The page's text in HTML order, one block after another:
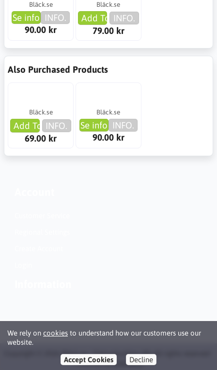
Bläck.se
Se info INFO.
90.00 kr
Bläck.se
Add To Cart
INFO.
79.00 kr
Also Purchased Products
Bläck.se
Add To Cart
INFO.
69.00 kr
Bläck.se
Se info INFO.
90.00 kr
We rely on cookies to understand how our customers use our
website.
Accept Cookies Decline
Copyright © 2026 Bläck.se / Patronbutiken AB. All rights reserved ·
Powered by LiteCart®